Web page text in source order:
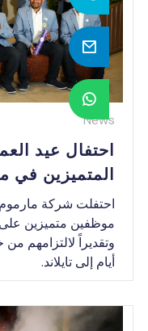
عيد العمال:
في مرموم
متميزين على تفانيهم
إلى تايلاند.